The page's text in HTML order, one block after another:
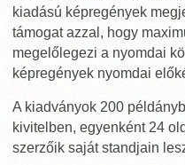
kiadású képregények
támogat azzal, hogy
megelőlegezi a nyomdai
képregények nyomdai
A kiadványok 200
kivitelben, egyenként 24
szerzőik saját standjain